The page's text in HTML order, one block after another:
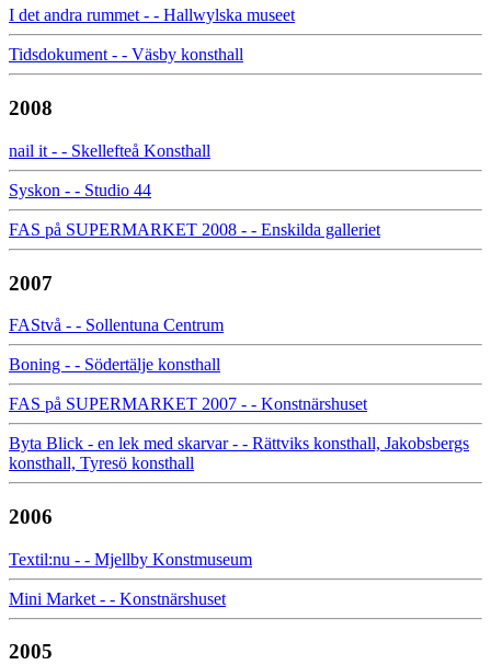
I det andra rummet - - Hallwylska museet
Tidsdokument - - Väsby konsthall
2008
nail it - - Skellefteå Konsthall
Syskon - - Studio 44
FAS på SUPERMARKET 2008 - - Enskilda galleriet
2007
FAStvå - - Sollentuna Centrum
Boning - - Södertälje konsthall
FAS på SUPERMARKET 2007 - - Konstnärshuset
Byta Blick - en lek med skarvar - - Rättviks konsthall, Jakobsbergs
konsthall, Tyresö konsthall
2006
Textil:nu - - Mjellby Konstmuseum
Mini Market - - Konstnärshuset
2005